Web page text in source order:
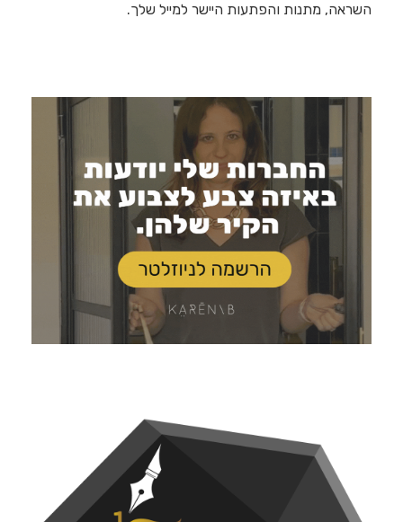
השראה, מתנות והפתעות היישר למייל שלך.